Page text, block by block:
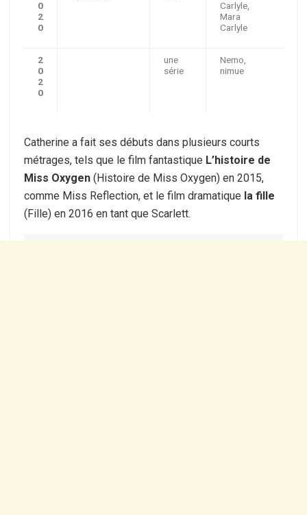
0
2
0
Carlyle,
Mara
Carlyle
2
0
2
0
une
série
Nemo,
nimue
Catherine a fait ses débuts dans plusieurs courts
métrages, tels que le film fantastique L’histoire de
Miss Oxygen (Histoire de Miss Oxygen) en 2015,
comme Miss Reflection, et le film dramatique la fille
(Fille) en 2016 en tant que Scarlett.